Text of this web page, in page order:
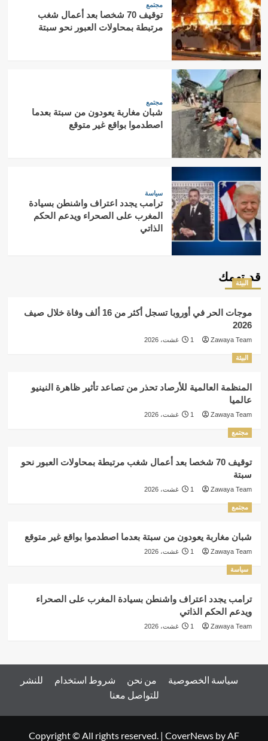
مجتمع
توقيف 70 شخصا بعد أعمال شغب
مرتبطة بمحاولات العبور نحو سبتة
مجتمع
شبان مغاربة يعودون من سبتة بعدما
اصطدموا بواقع غير متوقع
سياسة
ترامب يجدد اعتراف واشنطن بسيادة
المغرب على الصحراء ويدعم الحكم
الذاتي
قد تهمك
البيئة
موجات الحر في أوروبا تسجل أكثر من 16 ألف وفاة خلال صيف
2026
Zawaya Team 1 غشت، 2026
البيئة
المنظمة العالمية للأرصاد تحذر من تصاعد تأثير ظاهرة النينيو
عالميا
Zawaya Team 1 غشت، 2026
مجتمع
توقيف 70 شخصا بعد أعمال شغب مرتبطة بمحاولات العبور نحو
سبتة
Zawaya Team 1 غشت، 2026
مجتمع
شبان مغاربة يعودون من سبتة بعدما اصطدموا بواقع غير متوقع
Zawaya Team 1 غشت، 2026
سياسة
ترامب يجدد اعتراف واشنطن بسيادة المغرب على الصحراء
ويدعم الحكم الذاتي
Zawaya Team 1 غشت، 2026
سياسة الخصوصية من نحن شروط استخدام
للنشر
للتواصل معنا
Copyright © All rights reserved. | CoverNews by AF